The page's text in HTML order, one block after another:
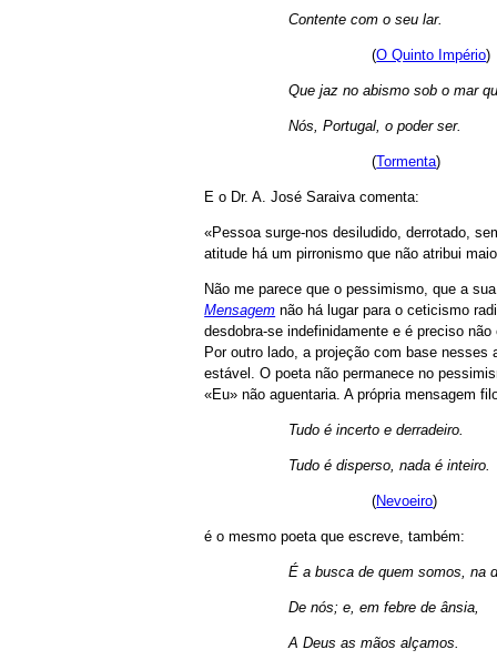
Contente com o seu lar.
(O Quinto Império)
Que jaz no abismo sob o mar
Nós, Portugal, o poder ser.
(Tormenta)
E o Dr. A. José Saraiva comenta:
«Pessoa surge-nos desiludido, derrotado,
atitude há um pirronismo que não atribui
Não me parece que o pessimismo, que a
Mensagem não há lugar para o ceticismo
desdobra-se indefinidamente e é preciso
Por outro lado, a projeção com base
estável. O poeta não permanece no
«Eu» não aguentaria. A própria mensagem
Tudo é incerto e derradeiro.
Tudo é disperso, nada é inteiro.
(Nevoeiro)
é o mesmo poeta que escreve, também:
É a busca de quem somos, na
De nós; e, em febre de ânsia,
A Deus as mãos alçamos.